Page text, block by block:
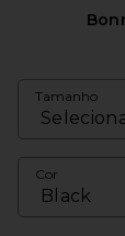
Tamanho
Cor